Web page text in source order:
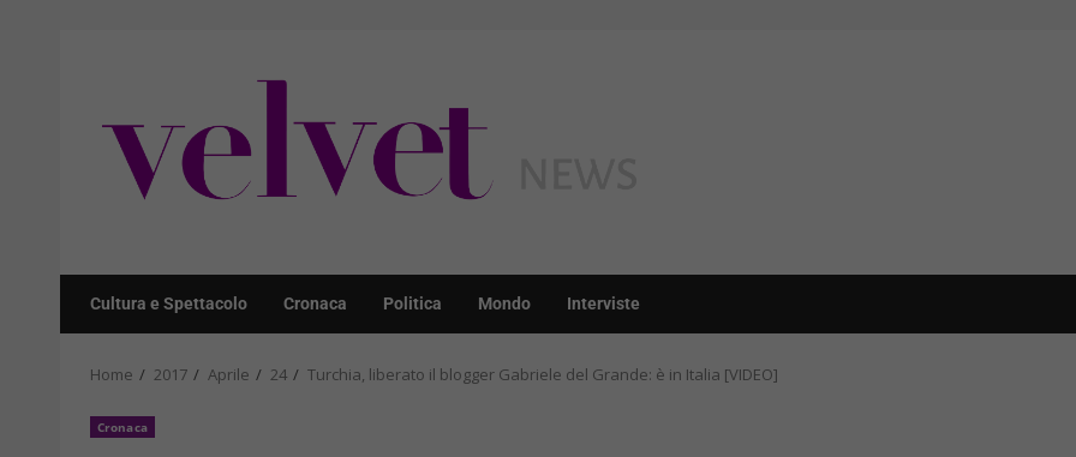
Cultura e Spettacolo Cronaca Politica Mondo Interviste
Home 2017 Aprile 24 Turchia, liberato il blogger Gabriele del Grande: è in Italia [VIDEO]
Cronaca